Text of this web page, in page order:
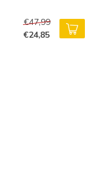
€47,99
€24,85